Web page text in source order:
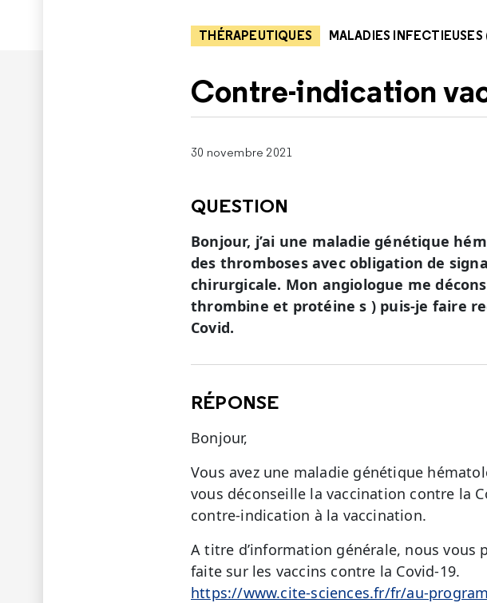
THÉRAPEUTIQUES MALADIES
Contre-indication
30 novembre 2021
QUESTION
Bonjour, j’ai une maladie génétique
des thromboses avec obligation de
chirurgicale. Mon angiologue me
thrombine et protéine s ) puis-je faire
Covid.
RÉPONSE
Bonjour,
Vous avez une maladie génétique
vous déconseille la vaccination contre la
contre-indication à la vaccination.
A titre d’information générale, nous vous
faite sur les vaccins contre la Covid-19.
https://www.cite-sciences.fr/fr/au-